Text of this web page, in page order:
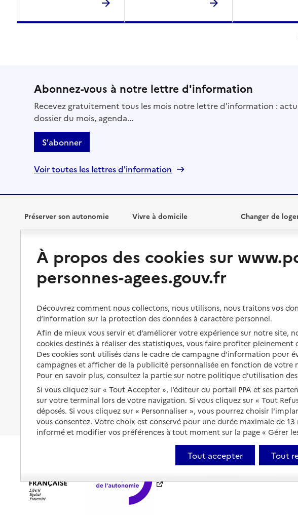
Abonnez-vous à notre lettre d'information
Recevez gratuitement tous les mois notre lettre d'information :
dossier du mois, agenda...
S'abonner
Voir toutes les lettres d'information
Préserver son autonomie
et droits
Aménager son logement et
s'équiper
santé
Organiser à l'avance sa propre
protection
Les mesures de protection
Les obligations de la famille
Les politiques du grand âge
Vivre à domicile
Bénéficier de soins à domicile
Aides financières
Solutions d'accueil temporaire
Partager son logement
Vivre à domicile avec une
maladie ou un handicap
Être hospitalisé
Fin de vie à domicile
Changer de
Vivre dans une
Vivre en accueil
Autres solutions
À propos des cookies sur
personnes-agees.gouv.fr
Découvrez comment nous collectons, nous utilisons, nous traitons vos
d’information sur la protection des données à caractère personnel.
Afin de mieux vous servir et d’améliorer votre expérience sur notre site,
cookies destinés à réaliser des statistiques, vous faire profiter
Des cookies sont utilisés dans le cadre de campagne d’information pour
campagnes et afficher de la publicité personnalisée en fonction de
Pour en savoir plus, consultez la partie sur notre politique d'utilisation
Si vous cliquez sur « Tout Accepter », l’éditeur du portail PPA et ses
sur votre terminal lors de votre navigation. Si vous cliquez sur « Tout
déposés. Si vous cliquez sur « Personnaliser », vous pourrez choisir
vous consentez. Votre choix est conservé pour une durée maximale de
informé et modifier vos préférences à tout moment sur la page « Gérer
Tout accepter Tout